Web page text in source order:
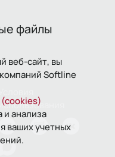
файлы
веб-сайт, вы
Softline
(cookies)
и анализа
ваших учетных